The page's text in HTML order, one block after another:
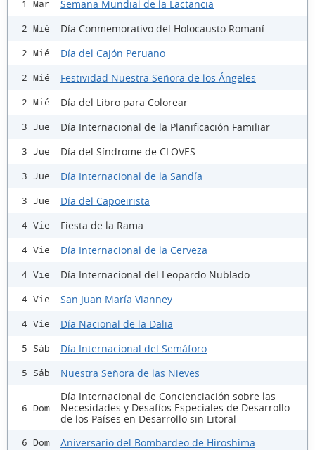
1 Mar Semana Mundial de la Lactancia
2 Mié Día Conmemorativo del Holocausto Romaní
2 Mié Día del Cajón Peruano
2 Mié Festividad Nuestra Señora de los Ángeles
2 Mié Día del Libro para Colorear
3 Jue Día Internacional de la Planificación Familiar
3 Jue Día del Síndrome de CLOVES
3 Jue Día Internacional de la Sandía
3 Jue Día del Capoeirista
4 Vie Fiesta de la Rama
4 Vie Día Internacional de la Cerveza
4 Vie Día Internacional del Leopardo Nublado
4 Vie San Juan María Vianney
4 Vie Día Nacional de la Dalia
5 Sáb Día Internacional del Semáforo
5 Sáb Nuestra Señora de las Nieves
6 Dom
Día Internacional de Concienciación sobre las
Necesidades y Desafíos Especiales de Desarrollo
de los Países en Desarrollo sin Litoral
6 Dom Aniversario del Bombardeo de Hiroshima